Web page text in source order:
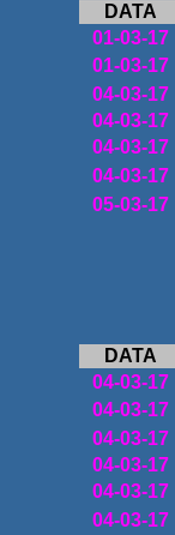
DATA
01-03-17
01-03-17
04-03-17
04-03-17
04-03-17
04-03-17
05-03-17
DATA
04-03-17
04-03-17
04-03-17
04-03-17
04-03-17
04-03-17